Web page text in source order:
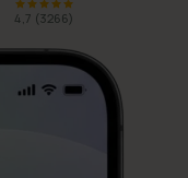
4,7 (3266)